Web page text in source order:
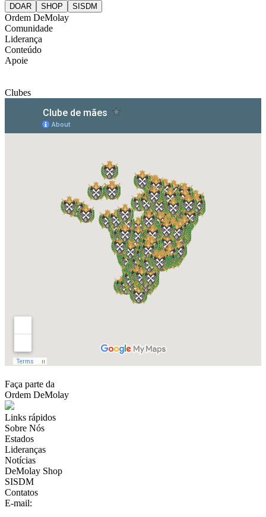
Ordem DeMolay
Comunidade
Liderança
Conteúdo
Apoie
Clubes
Faça parte da
Ordem DeMolay
Links rápidos
Sobre Nós
Estados
Lideranças
Notícias
DeMolay Shop
SISDM
Contatos
E-mail: